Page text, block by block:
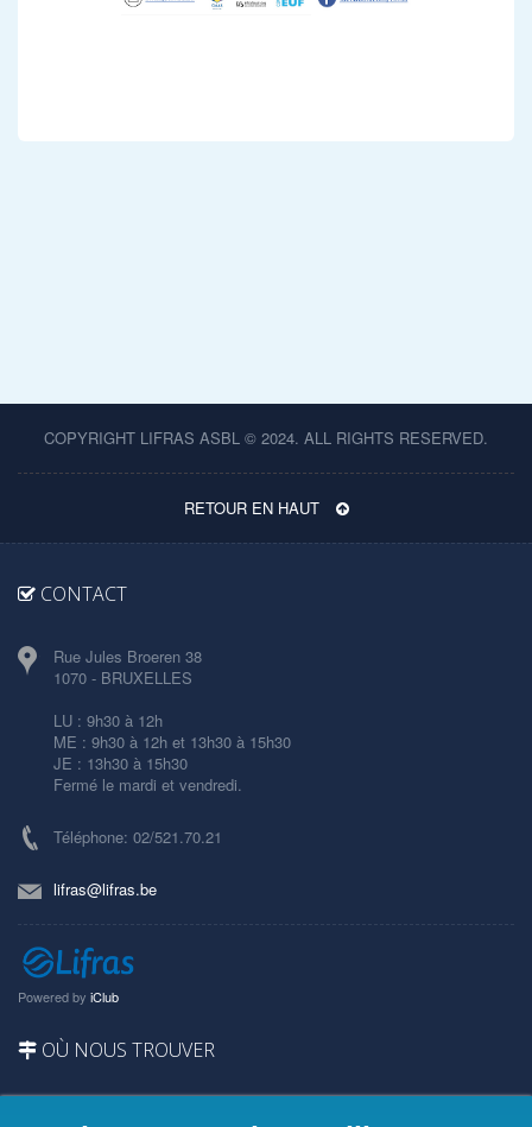
COPYRIGHT LIFRAS ASBL © 2024. ALL RIGHTS RESERVED.
RETOUR EN HAUT
CONTACT
Rue Jules Broeren 38
1070 - BRUXELLES
LU : 9h30 à 12h
ME : 9h30 à 12h et 13h30 à 15h30
JE : 13h30 à 15h30
Fermé le mardi et vendredi.
Téléphone: 02/521.70.21
lifras@lifras.be
Powered by iClub
OÙ NOUS TROUVER